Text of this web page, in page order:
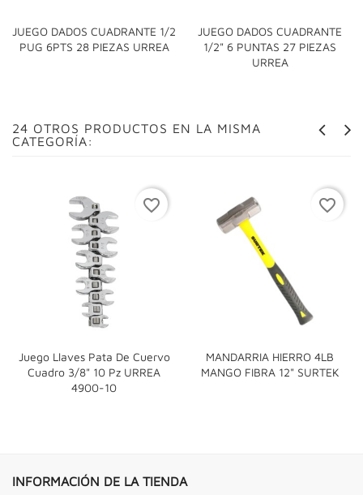
JUEGO DADOS CUADRANTE 1/2
PUG 6PTS 28 PIEZAS URREA
JUEGO DADOS CUADRANTE
1/2" 6 PUNTAS 27 PIEZAS
URREA
24 OTROS PRODUCTOS EN LA MISMA
CATEGORÍA:
Juego Llaves Pata De Cuervo
Cuadro 3/8" 10 Pz URREA
4900-10
favorite_border
MANDARRIA HIERRO 4LB
MANGO FIBRA 12" SURTEK
favorite_border
INFORMACIÓN DE LA TIENDA